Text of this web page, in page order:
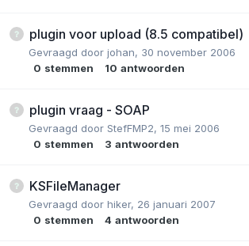
plugin voor upload (8.5 compatibel)
Gevraagd door johan, 30 november 2006
0 stemmen 10 antwoorden
plugin vraag - SOAP
Gevraagd door StefFMP2, 15 mei 2006
0 stemmen 3 antwoorden
KSFileManager
Gevraagd door hiker, 26 januari 2007
0 stemmen 4 antwoorden